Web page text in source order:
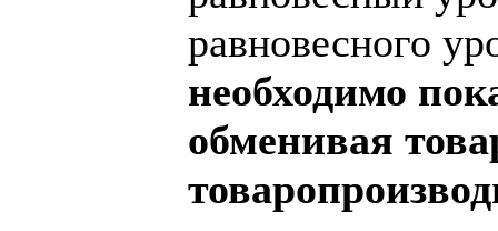
равновесного
необходимо
обменивая